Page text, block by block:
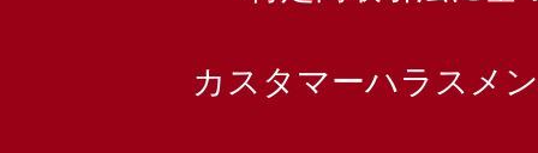
カスタマーハラスメ